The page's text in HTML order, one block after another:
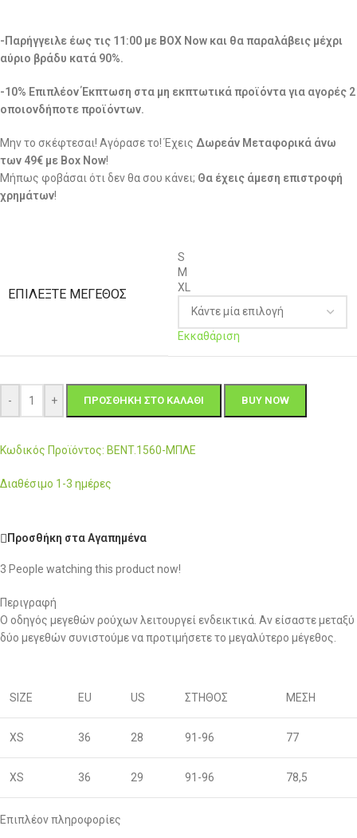
-Παρήγγειλε έως τις 11:00 με BOX Now και θα παραλάβεις μέχρι
αύριο βράδυ κατά 90%.
-10% Επιπλέον Έκπτωση στα μη εκπτωτικά προϊόντα για αγορές 2
οποιονδήποτε προϊόντων.
Μην το σκέφτεσαι! Αγόρασε το! Έχεις Δωρεάν Μεταφορικά άνω
των 49€ με Box Now!
Μήπως φοβάσαι ότι δεν θα σου κάνει; Θα έχεις άμεση επιστροφή
χρημάτων!
ΕΠΙΛΈΞΤΕ ΜΈΓΕΘΟΣ
S
M
XL
Εκκαθάριση
- + ΠΡΟΣΘΉΚΗ ΣΤΟ ΚΑΛΆΘΙ BUY NOW
Κωδικός Προϊόντος: BENT.1560-ΜΠΛΕ
Διαθέσιμο 1-3 ημέρες
Προσθήκη στα Αγαπημένα
3 People watching this product now!
Περιγραφή
Ο οδηγός μεγεθών ρούχων λειτουργεί ενδεικτικά. Αν είσαστε μεταξύ
δύο μεγεθών συνιστούμε να προτιμήσετε το μεγαλύτερο μέγεθος.
SIZE EU US ΣΤΗΘΟΣ ΜΕΣΗ
XS 36 28 91-96 77
XS 36 29 91-96 78,5
S 38
Επιπλέον πληροφορίες